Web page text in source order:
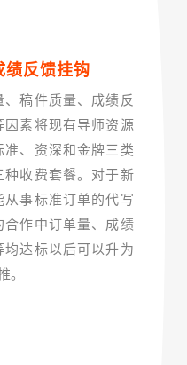
绩反馈挂钩
稿件质量、成绩反
因素将现有导师资源
、资深和金牌三类
种收费套餐。对于新
事标准订单的代写
合作中订单量、成绩
均达标以后可以升为